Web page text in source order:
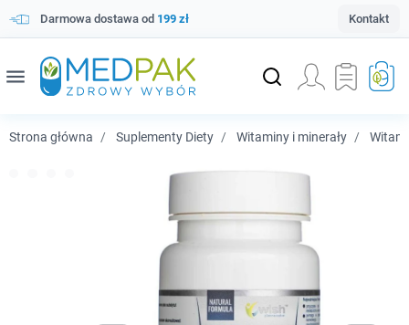
Darmowa dostawa od 199 zł Kontakt
menu
Strona główna Suplementy Diety Witaminy i minerały